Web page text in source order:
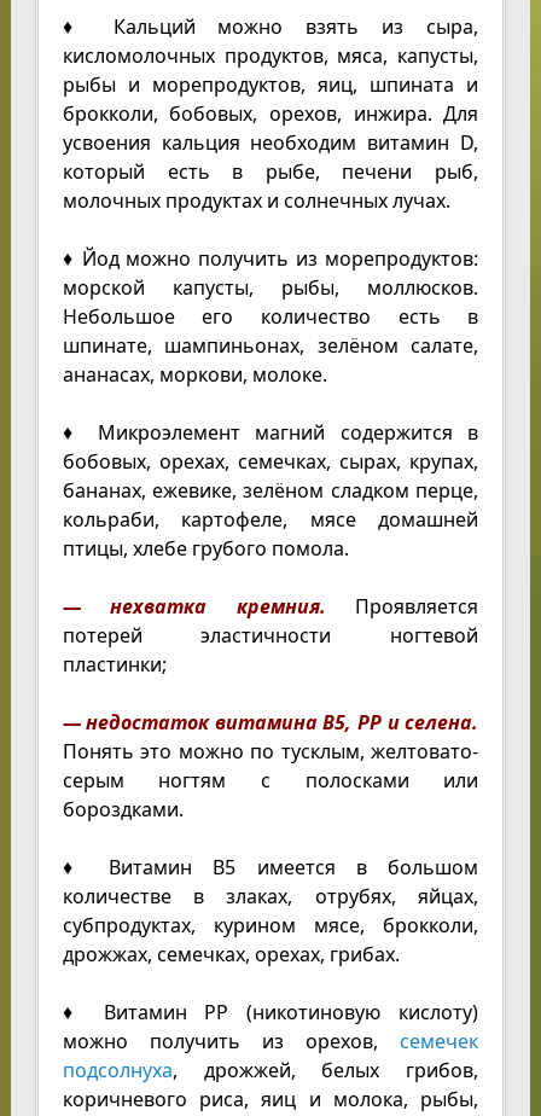
♦ Кальций можно взять из сыра,
кисломолочных продуктов, мяса, капусты,
рыбы и морепродуктов, яиц, шпината и
брокколи, бобовых, орехов, инжира. Для
усвоения кальция необходим витамин D,
который есть в рыбе, печени рыб,
молочных продуктах и солнечных лучах.
♦ Йод можно получить из морепродуктов:
морской капусты, рыбы, моллюсков.
Небольшое его количество есть в
шпинате, шампиньонах, зелёном салате,
ананасах, моркови, молоке.
♦ Микроэлемент магний содержится в
бобовых, орехах, семечках, сырах, крупах,
бананах, ежевике, зелёном сладком перце,
кольраби, картофеле, мясе домашней
птицы, хлебе грубого помола.
— нехватка кремния. Проявляется
потерей эластичности ногтевой
пластинки;
— недостаток витамина В5, РР и селена.
Понять это можно по тусклым, желтовато-
серым ногтям с полосками или
бороздками.
♦ Витамин В5 имеется в большом
количестве в злаках, отрубях, яйцах,
субпродуктах, курином мясе, брокколи,
дрожжах, семечках, орехах, грибах.
♦ Витамин РР (никотиновую кислоту)
можно получить из орехов,семечек
подсолнуха, дрожжей, белых грибов,
коричневого риса, яиц и молока, рыбы,